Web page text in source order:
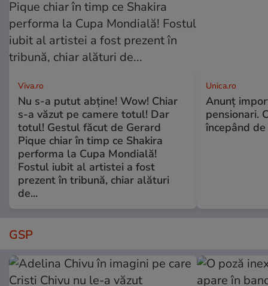
Viva.ro
Nu s-a putut abține! Wow! Chiar
s-a văzut pe camere totul! Dar
totul! Gestul făcut de Gerard
Pique chiar în timp ce Shakira
performa la Cupa Mondială!
Fostul iubit al artistei a fost
prezent în tribună, chiar alături
de...
Unica.ro
Anunț
pensionari.
începând
GSP